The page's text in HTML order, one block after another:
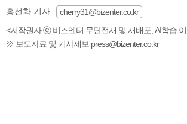
홍선화 기자
cherry31@bizenter.co.kr
<저작권자 ⓒ 비즈엔터 무단전재 및 재배포, AI학습
※ 보도자료 및 기사제보 press@bizenter.co.kr